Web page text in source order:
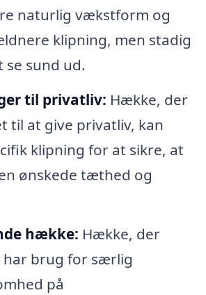
naturlig vækstform og
klipning, men stadig
se sund ud.
til privatliv: Hække, der
til at give privatliv, kan
klipning for at sikre, at
ønskede tæthed og
hække: Hække, der
har brug for særlig
på